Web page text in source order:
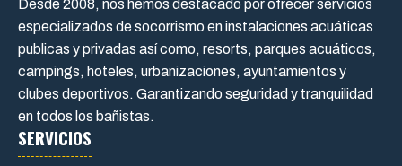
Desde 2008, nos hemos destacado por ofrecer servicios
especializados de socorrismo en instalaciones acuáticas
publicas y privadas así como, resorts, parques acuáticos,
campings, hoteles, urbanizaciones, ayuntamientos y
clubes deportivos. Garantizando seguridad y tranquilidad
en todos los bañistas.
SERVICIOS